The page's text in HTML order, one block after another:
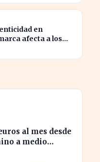
en
afecta a los
al mes desde
a medio